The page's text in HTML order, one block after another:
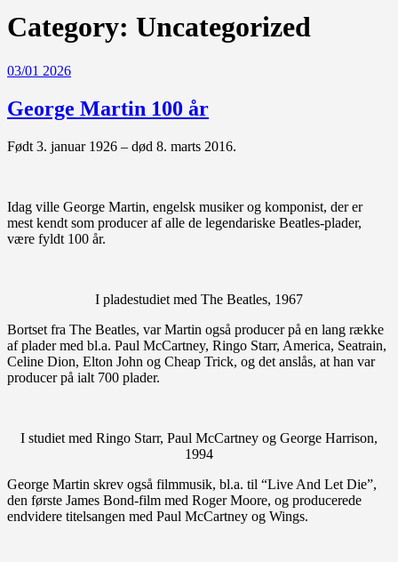
Category: Uncategorized
03/01 2026
George Martin 100 år
Født 3. januar 1926 – død 8. marts 2016.
Idag ville George Martin, engelsk musiker og komponist, der er
mest kendt som producer af alle de legendariske Beatles-plader,
være fyldt 100 år.
I pladestudiet med The Beatles, 1967
Bortset fra The Beatles, var Martin også producer på en lang række
af plader med bl.a. Paul McCartney, Ringo Starr, America, Seatrain,
Celine Dion, Elton John og Cheap Trick, og det anslås, at han var
producer på ialt 700 plader.
I studiet med Ringo Starr, Paul McCartney og George Harrison,
1994
George Martin skrev også filmmusik, bl.a. til “Live And Let Die”,
den første James Bond-film med Roger Moore, og producerede
endvidere titelsangen med Paul McCartney og Wings.